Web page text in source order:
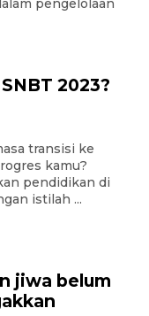
pengelolaan
2023?
transisi ke
kamu?
pendidikan di
istilah ...
jiwa belum